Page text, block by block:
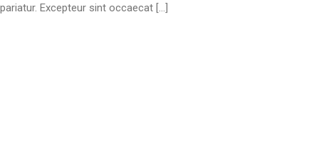
pariatur. Excepteur sint occaecat […]